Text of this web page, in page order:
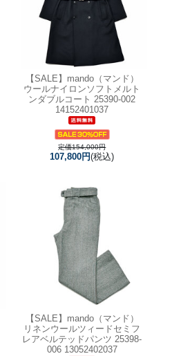
【SALE】 mando（マンド）
ウールナイロンソフトメルト
ンダブルコート 25390-002
14152401037
定価154,000円
107,800円(税込)
【SALE】 mando（マンド）
リネンウールツィードセミフ
レアベルテッドパンツ 25398-
006 13052402037